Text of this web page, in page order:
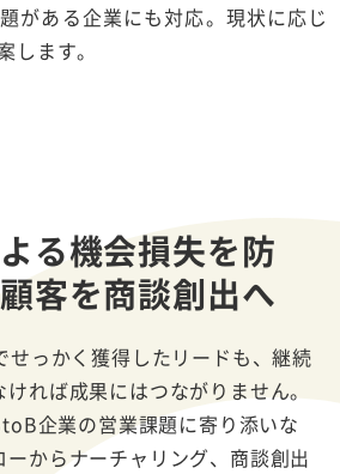
がある企業にも対応。現状に応じ
します。
る機会損失を防
客を商談創出へ
せっかく獲得したリードも、継続
れば成果にはつながりません。
企業の営業課題に寄り添いな
からナーチャリング、商談創出